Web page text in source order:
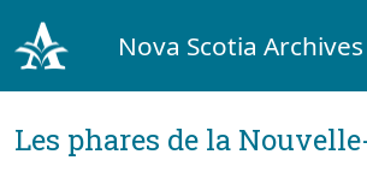
Nova Scotia Archives
Les phares de la